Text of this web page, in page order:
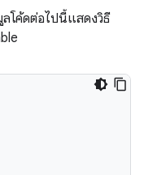
ลโค้ดต่อไปนี้แสดงวิธี